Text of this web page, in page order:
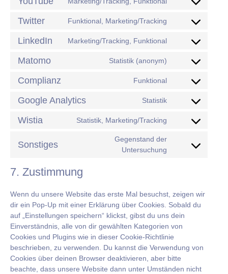
Twitter Funktional, Marketing/Tracking
LinkedIn Marketing/Tracking, Funktional
Matomo Statistik (anonym)
Complianz Funktional
Google Analytics Statistik
Wistia Statistik, Marketing/Tracking
Sonstiges
Gegenstand der
Untersuchung
7. Zustimmung
Wenn du unsere Website das erste Mal besuchst, zeigen wir
dir ein Pop-Up mit einer Erklärung über Cookies. Sobald du
auf „Einstellungen speichern“ klickst, gibst du uns dein
Einverständnis, alle von dir gewählten Kategorien von
Cookies und Plugins wie in dieser Cookie-Richtlinie
beschrieben, zu verwenden. Du kannst die Verwendung von
Cookies über deinen Browser deaktivieren, aber bitte
beachte, dass unsere Website dann unter Umständen nicht